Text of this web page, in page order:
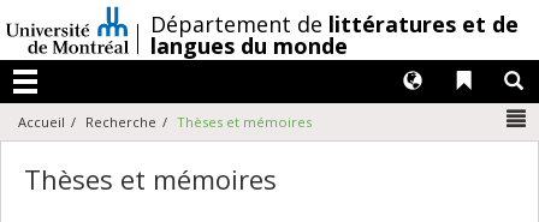
au
contenu
/Département de littératures et de
langues du monde
Menu
Liens
Langues
Accueil Recherche Thèses et mémoires
Thèses et mémoires